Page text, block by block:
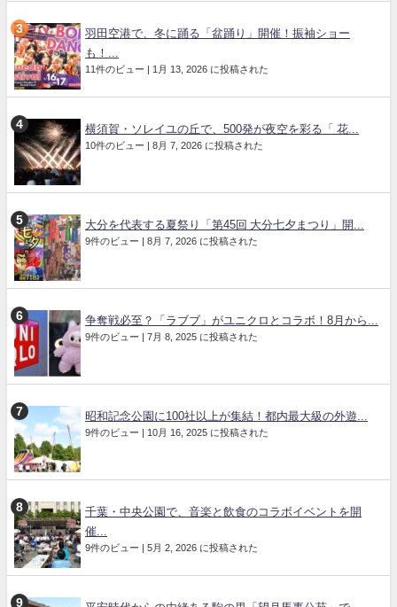
羽田空港で、冬に踊る「盆踊り」開催！振袖ショー
も！...
11件のビュー 1月 13, 2026 に投稿された
横須賀・ソレイユの丘で、500発が夜空を彩る「 花...
10件のビュー 8月 7, 2026 に投稿された
大分を代表する夏祭り「第45回 大分七夕まつり」開...
9件のビュー 8月 7, 2026 に投稿された
争奪戦必至？「ラブブ」がユニクロとコラボ！8月から...
9件のビュー 7月 8, 2025 に投稿された
昭和記念公園に100社以上が集結！都内最大級の外遊...
9件のビュー 10月 16, 2025 に投稿された
千葉・中央公園で、音楽と飲食のコラボイベントを開
催...
9件のビュー 5月 2, 2026 に投稿された